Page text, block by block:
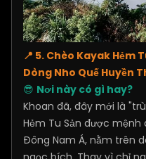
📍 5. Chèo Kayak Hẻm
Dòng Nho Quế Huyền
😎 Nơi này có gì hay?
Khoan đã, đây mới là
Hẻm Tu Sản được
Đông Nam Á, nằm trên